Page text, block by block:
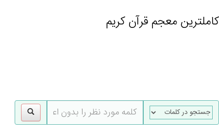
کاملترین معجم قرآن کریم